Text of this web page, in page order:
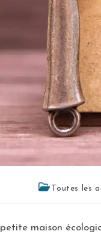
Toutes les
maison